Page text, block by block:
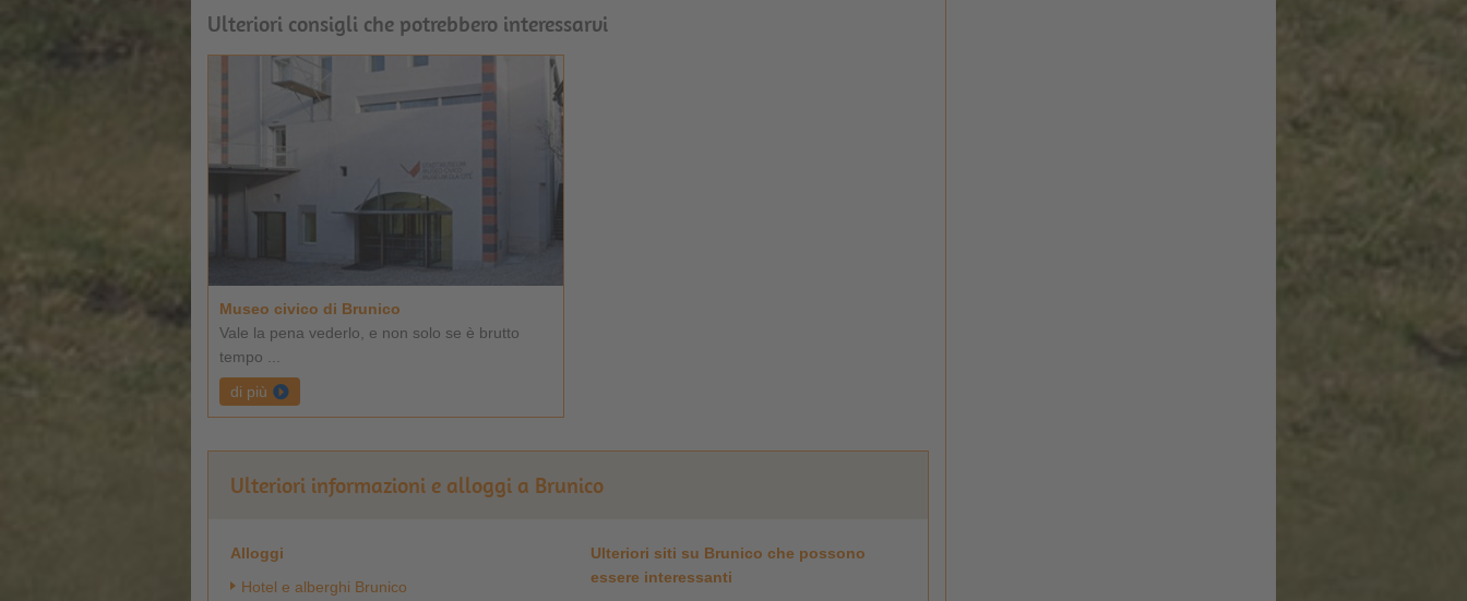
Ulteriori consigli che potrebbero interessarvi
Museo civico di Brunico
Vale la pena vederlo, e non solo se è brutto
tempo ...
di più
Ulteriori informazioni e alloggi a Brunico
Alloggi
Hotel e alberghi Brunico
Ulteriori siti su Brunico che possono
essere interessanti